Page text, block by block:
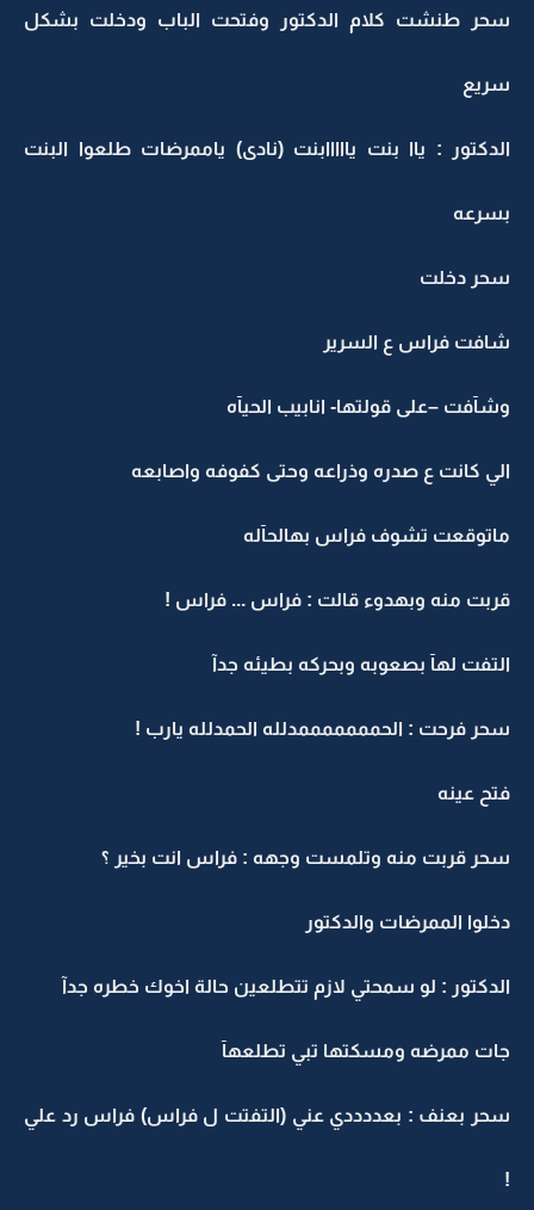
سحر طنشت كلام الدكتور وفتحت الباب ودخلت بشكل
سريع
الدكتور : ياا بنت يااااابنت (نادى) ياممرضات طلعوا البنت
بسرعه
سحر دخلت
شافت فراس ع السرير
وشآفت –على قولتها- انابيب الحيآه
الي كانت ع صدره وذراعه وحتى كفوفه واصابعه
ماتوقعت تشوف فراس بهالحآله
قربت منه وبهدوء قالت : فراس ... فراس !
التفت لهآ بصعوبه وبحركه بطيئه جدآ
سحر فرحت : الحمممممممدلله الحمدلله يارب !
فتح عينه
سحر قربت منه وتلمست وجهه : فراس انت بخير ؟
دخلوا الممرضات والدكتور
الدكتور : لو سمحتي لازم تتطلعين حالة اخوك خطره جدآ
جات ممرضه ومسكتها تبي تطلعهآ
سحر بعنف : بعددددي عني (التفتت ل فراس) فراس رد علي
!